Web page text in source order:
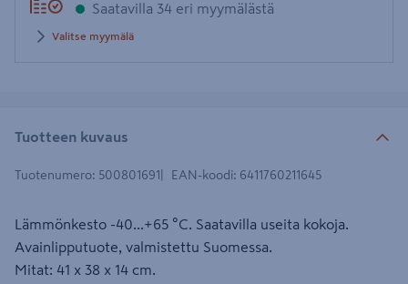
Saatavilla 34 eri myymälästä
Valitse myymälä
Tuotteen kuvaus
Tuotenumero: 500801691 EAN-koodi: 6411760211645
Lämmönkesto -40...+65 °C. Saatavilla useita kokoja.
Avainlipputuote, valmistettu Suomessa.
Mitat: 41 x 38 x 14 cm.